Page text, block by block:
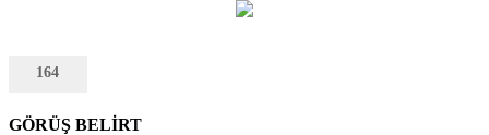
164
GÖRÜŞ BELİRT